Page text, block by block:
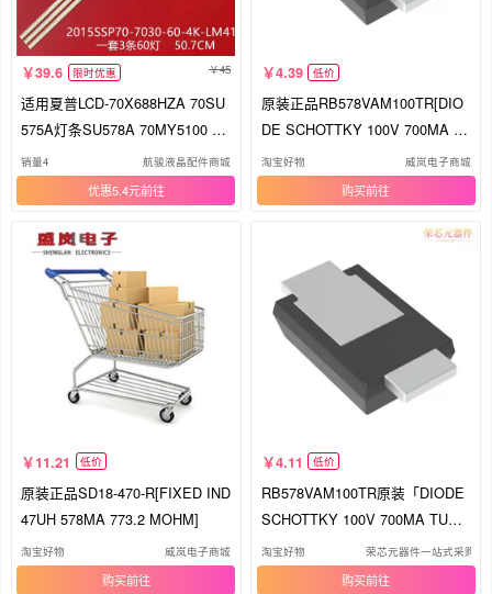
39.6 限时优惠 45
适用夏普LCD-70X688HZA 70SU
575A灯条SU578A 70MY5100 M
A818-1
销量4 航骏液晶配件商城
优惠5.4元
4.39 低价
原装正品RB578VAM100TR[DIO
DE SCHOTTKY 100V 700MA T
U
淘宝好物 威岚电子商城
购买
11.21 低价
原装正品SD18-470-R[FIXED IND
47UH 578MA 773.2 MOHM]
淘宝好物 威岚电子商城
购买
4.11 低价
RB578VAM100TR原装「DIODE
SCHOTTKY 100V 700MA TUMD
2M」正品
淘宝好物 荣芯元器件一站式采购
购买